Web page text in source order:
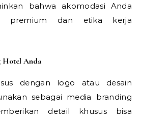
bahwa akomodasi Anda
premium dan etika kerja
Hotel Anda
dengan logo atau desain
sebagai media branding
detail khusus bisa